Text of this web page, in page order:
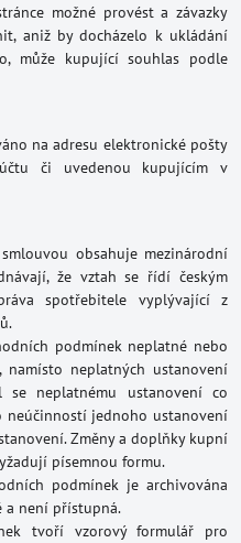
možné provést a závazky
aniž by docházelo k ukládání
může kupující souhlas podle
na adresu elektronické pošty
či uvedenou kupujícím v
obsahuje mezinárodní
že vztah se řídí českým
spotřebitele vyplývající z
podmínek neplatné nebo
namísto neplatných ustanovení
se neplatnému ustanovení co
jednoho ustanovení
Změny a doplňky kupní
písemnou formu.
podmínek je archivována
a není přístupná.
tvoří vzorový formulář pro